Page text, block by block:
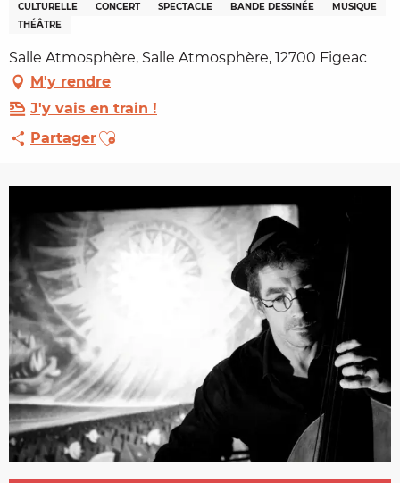
CULTURELLE CONCERT SPECTACLE BANDE DESSINÉE
MUSIQUE
THÉÂTRE
Salle Atmosphère, Salle Atmosphère, 12700 Figeac
M'y rendre
J'y vais en train !
PartagerAjouter aux favoris